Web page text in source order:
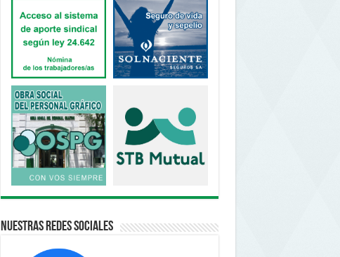
Nuestras Redes Sociales